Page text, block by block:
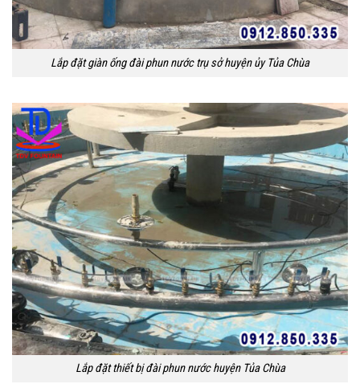
Lắp đặt giàn ống đài phun nước trụ sở huyện ủy Tủa Chùa
Lắp đặt thiết bị đài phun nước huyện Tủa Chùa